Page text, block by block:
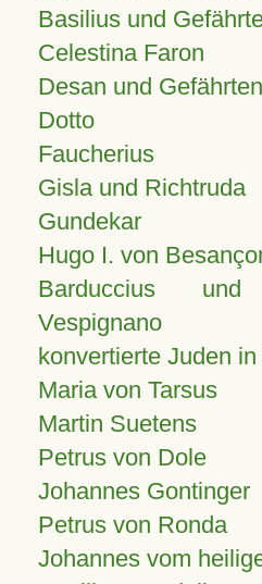
Basilius und
Celestina Faron
Desan und Gefährten
Dotto
Faucherius
Gisla und Richtruda
Gundekar
Hugo I. von
Barduccius
Vespignano
konvertierte Juden
Maria von Tarsus
Martin Suetens
Petrus von Dole
Johannes Gontinger
Petrus von Ronda
Johannes vom